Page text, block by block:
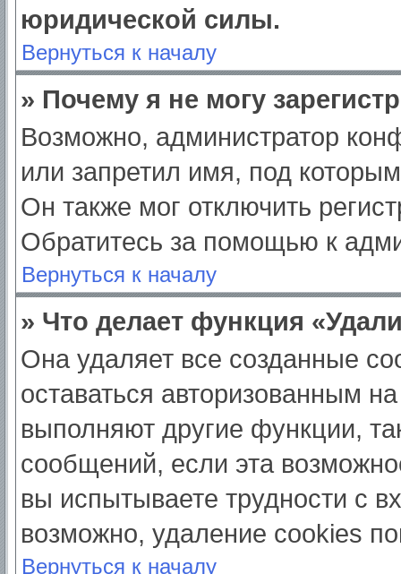
юридической силы.
Вернуться к началу
» Почему я не могу
Возможно, администратор
или запретил имя, под
Он также мог отключить
Обратитесь за помощью к
Вернуться к началу
» Что делает функция
Она удаляет все созданные
оставаться авторизованным
выполняют другие функции,
сообщений, если эта
вы испытываете трудности с
возможно, удаление cookies
Вернуться к началу